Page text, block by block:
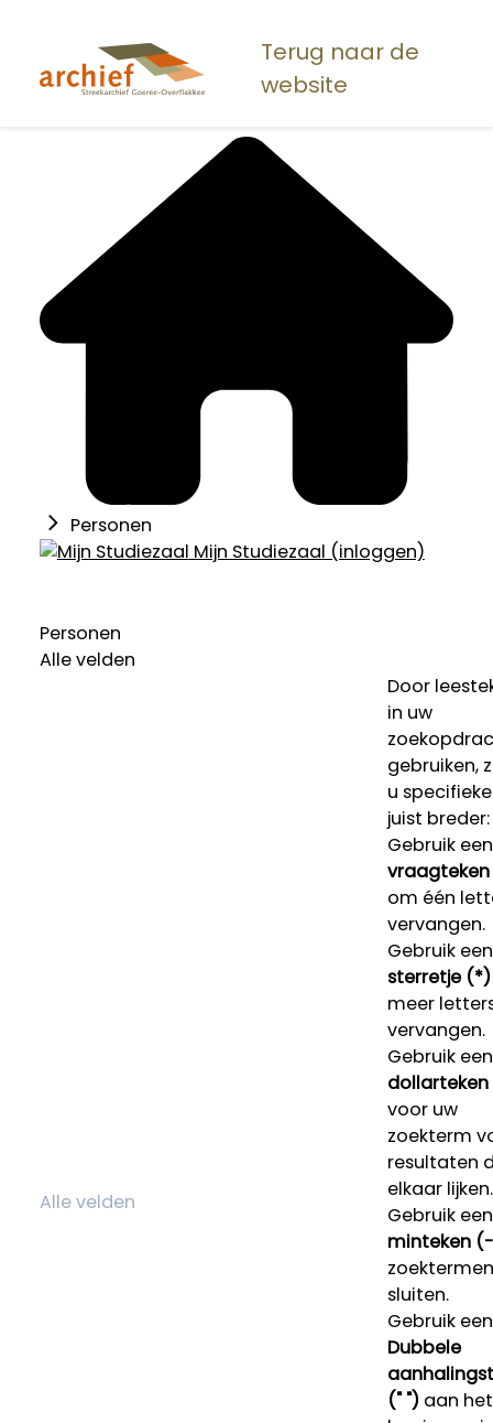
naar
Terug naar de
website
Personen
Mijn Studiezaal (inloggen)
Personen
Alle velden
Door
in uw
gebruiken,
u
juist breder:
Gebruik een
om één
vervangen.
Gebruik een
sterretje (*)
meer
vervangen.
Gebruik een
voor uw
zoekterm
resultaten
elkaar lijken.
Gebruik een
minteken
sluiten.
Gebruik een
Dubbele
(" ")aan het